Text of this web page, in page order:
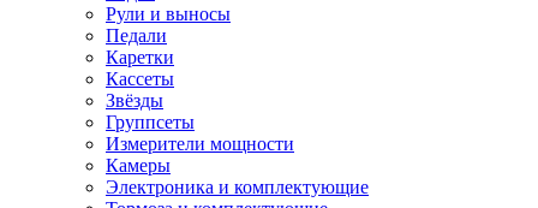
Рули и выносы
Педали
Каретки
Кассеты
Звёзды
Группсеты
Измерители мощности
Камеры
Электроника и комплектующие